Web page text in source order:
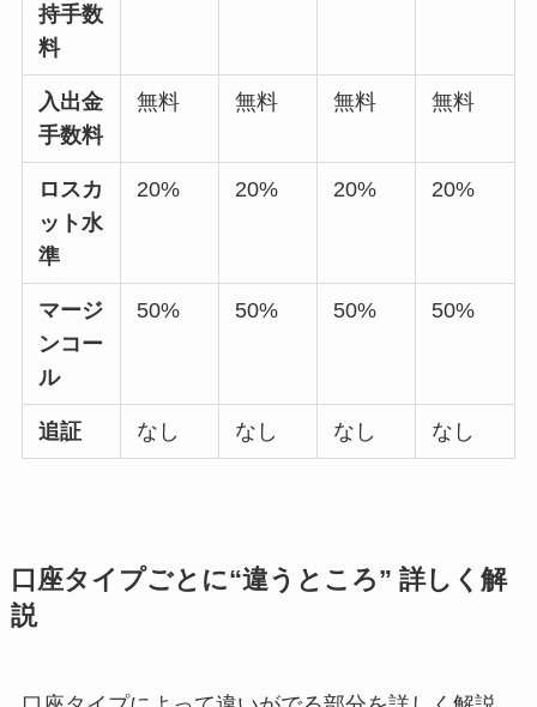
持手数
料
入出金
手数料
無料 無料 無料 無料
ロスカ
ット水
準
20% 20% 20% 20%
マージ
ンコー
ル
50% 50% 50% 50%
追証 なし なし なし なし
口座タイプごとに“違うところ” 詳しく解
説